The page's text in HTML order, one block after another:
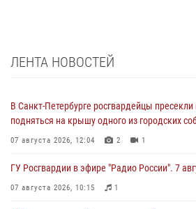
ЛЕНТА НОВОСТЕЙ
В Санкт-Петербурге росгвардейцы
подняться на крышу одного из городских
07 августа 2026, 12:04 2 1
ГУ Росгвардии в эфире "Радио России". 7
07 августа 2026, 10:15 1